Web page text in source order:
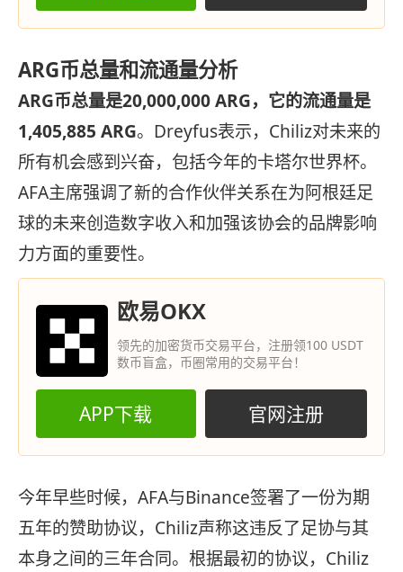
ARG币总量和流通量分析
ARG币总量是20,000,000 ARG，它的流通量是
1,405,885 ARG。Dreyfus表示，Chiliz对未来的
所有机会感到兴奋，包括今年的卡塔尔世界杯。
AFA主席强调了新的合作伙伴关系在为阿根廷足
球的未来创造数字收入和加强该协会的品牌影响
力方面的重要性。
欧易OKX
领先的加密货币交易平台，注册领100 USDT
数币盲盒，币圈常用的交易平台！
APP下载 官网注册
今年早些时候，AFA与Binance签署了一份为期
五年的赞助协议，Chiliz声称这违反了足协与其
本身之间的三年合同。根据最初的协议，Chiliz